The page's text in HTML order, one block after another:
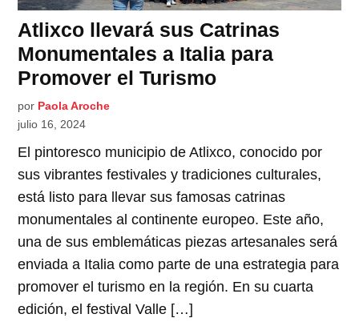
Atlixco llevará sus Catrinas
Monumentales a Italia para
Promover el Turismo
por Paola Aroche
julio 16, 2024
El pintoresco municipio de Atlixco, conocido por
sus vibrantes festivales y tradiciones culturales,
está listo para llevar sus famosas catrinas
monumentales al continente europeo. Este año,
una de sus emblemáticas piezas artesanales será
enviada a Italia como parte de una estrategia para
promover el turismo en la región. En su cuarta
edición, el festival Valle […]